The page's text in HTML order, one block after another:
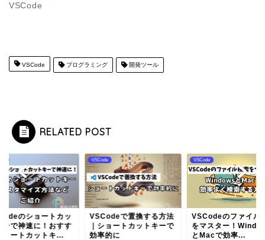
VSCode
VSCode プログラミング 開発ツール
RELATED POST
のショートカッ
ーで神速に！おすす
ョートカットキ...
VSCode
VSCodeで置換する方法
｜ショートカットキーで
効率的に
VSCode
VSCodeのファイル
をマスター！
とMacで効率...